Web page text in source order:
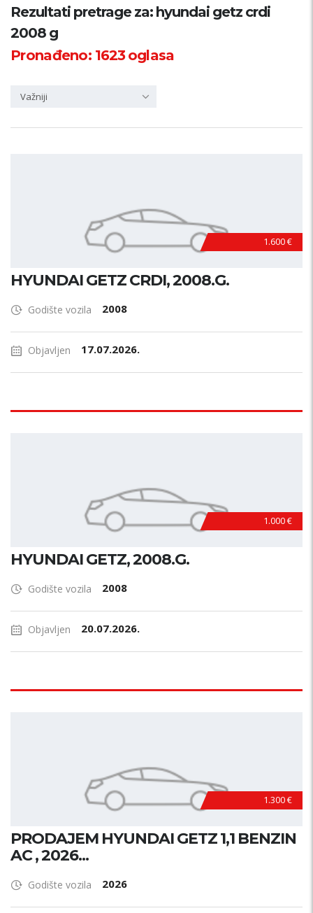
Kategorija
Županija
Rezultati pretrage za: hyundai getz crdi
2008 g
Pronađeno: 1623oglasa
Važniji
1.600 €
HYUNDAI GETZ CRDI, 2008.G.
Godište vozila 2008
Objavljen 17.07.2026.
1.000 €
HYUNDAI GETZ, 2008.G.
Godište vozila 2008
Objavljen 20.07.2026.
1.300 €
PRODAJEM HYUNDAI GETZ 1,1 BENZIN
AC , 2026...
Godište vozila 2026